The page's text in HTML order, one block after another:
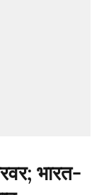
भारत-